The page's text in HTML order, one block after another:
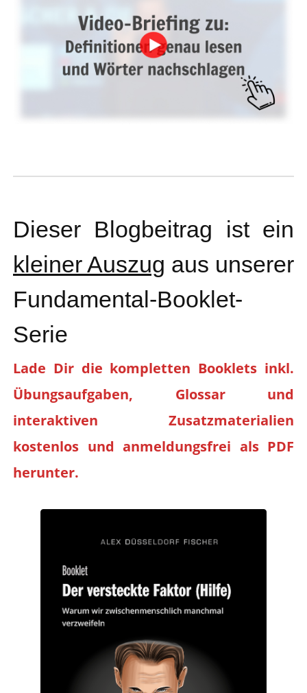
Dieser Blogbeitrag ist ein
kleiner Auszug aus unserer
Fundamental-Booklet-
Serie
Lade Dir die kompletten Booklets inkl.
Übungsaufgaben, Glossar und
interaktiven Zusatzmaterialien
kostenlos und anmeldungsfrei als PDF
herunter.